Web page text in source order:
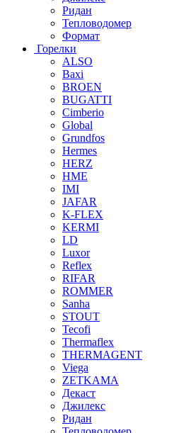
Ридан
Тепловодомер
Формат
Горелки
ALSO
Baxi
BROEN
BUGATTI
Cimberio
Global
Grundfos
Hermes
HERZ
HME
IMI
JAFAR
K-FLEX
KERMI
LD
Luxor
Reflex
RIFAR
ROMMER
Sanha
STOUT
Tecofi
Thermaflex
THERMAGENT
Viega
ZETKAMA
Декаст
Джилекс
Ридан